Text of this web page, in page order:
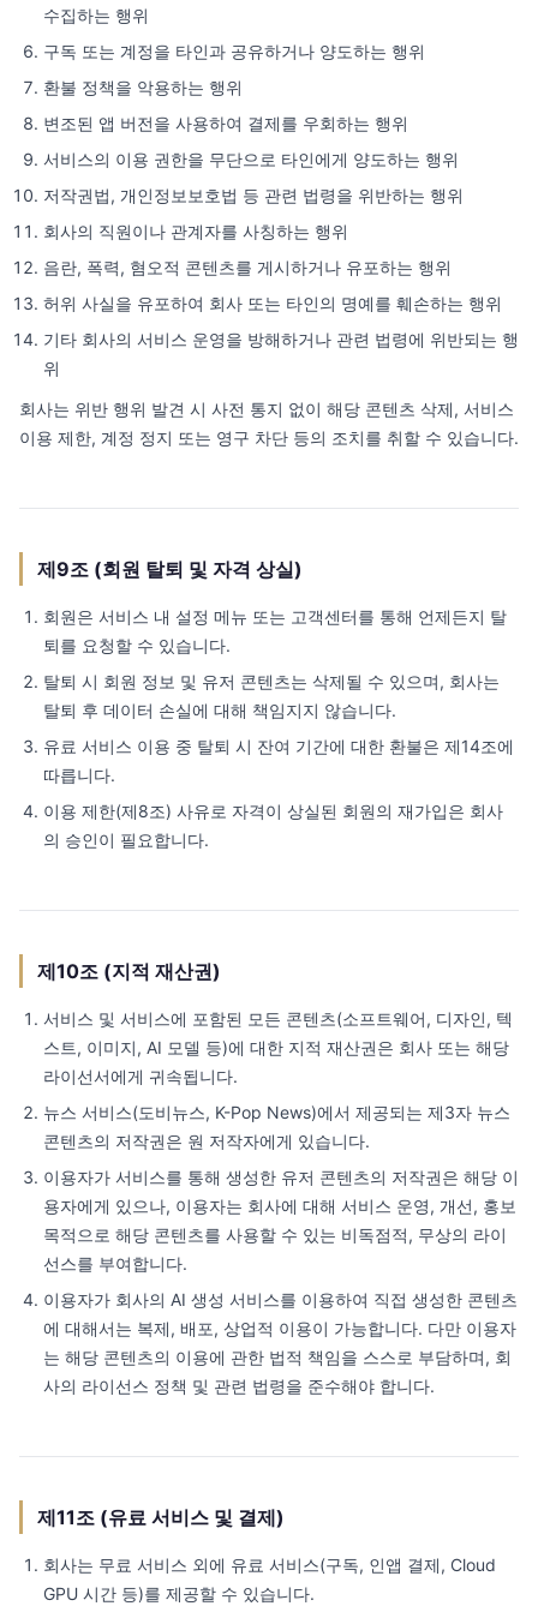
수집하는 행위
구독 또는 계정을 타인과 공유하거나 양도하는 행위
환불 정책을 악용하는 행위
변조된 앱 버전을 사용하여 결제를 우회하는 행위
서비스의 이용 권한을 무단으로 타인에게 양도하는 행위
저작권법, 개인정보보호법 등 관련 법령을 위반하는 행위
회사의 직원이나 관계자를 사칭하는 행위
음란, 폭력, 혐오적 콘텐츠를 게시하거나 유포하는 행위
허위 사실을 유포하여 회사 또는 타인의 명예를 훼손하는 행위
기타 회사의 서비스 운영을 방해하거나 관련 법령에 위반되는 행
위
회사는 위반 행위 발견 시 사전 통지 없이 해당 콘텐츠 삭제, 서비스
이용 제한, 계정 정지 또는 영구 차단 등의 조치를 취할 수 있습니다.
제9조 (회원 탈퇴 및 자격 상실)
회원은 서비스 내 설정 메뉴 또는 고객센터를 통해 언제든지 탈
퇴를 요청할 수 있습니다.
탈퇴 시 회원 정보 및 유저 콘텐츠는 삭제될 수 있으며, 회사는
탈퇴 후 데이터 손실에 대해 책임지지 않습니다.
유료 서비스 이용 중 탈퇴 시 잔여 기간에 대한 환불은 제14조에
따릅니다.
이용 제한(제8조) 사유로 자격이 상실된 회원의 재가입은 회사
의 승인이 필요합니다.
제10조 (지적 재산권)
서비스 및 서비스에 포함된 모든 콘텐츠(소프트웨어, 디자인, 텍
스트, 이미지, AI 모델 등)에 대한 지적 재산권은 회사 또는 해당
라이선서에게 귀속됩니다.
뉴스 서비스(도비뉴스, K-Pop News)에서 제공되는 제3자 뉴스
콘텐츠의 저작권은 원 저작자에게 있습니다.
이용자가 서비스를 통해 생성한 유저 콘텐츠의 저작권은 해당 이
용자에게 있으나, 이용자는 회사에 대해 서비스 운영, 개선, 홍보
목적으로 해당 콘텐츠를 사용할 수 있는 비독점적, 무상의 라이
선스를 부여합니다.
이용자가 회사의 AI 생성 서비스를 이용하여 직접 생성한 콘텐츠
에 대해서는 복제, 배포, 상업적 이용이 가능합니다. 다만 이용자
는 해당 콘텐츠의 이용에 관한 법적 책임을 스스로 부담하며, 회
사의 라이선스 정책 및 관련 법령을 준수해야 합니다.
제11조 (유료 서비스 및 결제)
회사는 무료 서비스 외에 유료 서비스(구독, 인앱 결제, Cloud
GPU 시간 등)를 제공할 수 있습니다.